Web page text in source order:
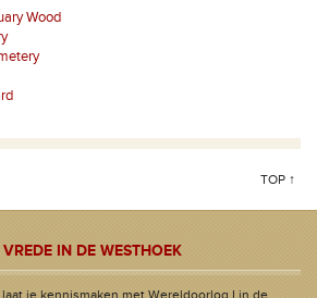
Wood
TOP ↑
IN DE WESTHOEK
je kennismaken met Wereldoorlog I in de